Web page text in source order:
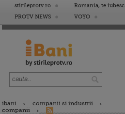
stirileprotv.ro Romania, te iubesc
PROTV NEWS
VOYO
ibani
companii si industrii
companii